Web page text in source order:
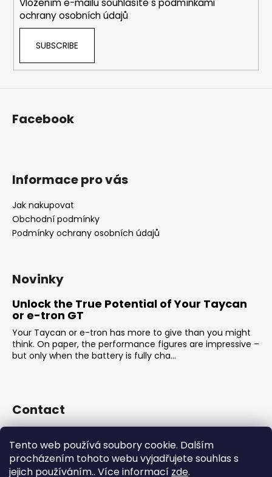
Tento web používá soubory cookie. Dalším
procházením tohoto webu vyjadřujete souhlas s
jejich používáním.. Více informací zde.
Vložením e-mailu souhlasíte s podmínkami
ochrany osobních údajů
SUBSCRIBE
Facebook
Informace pro vás
Jak nakupovat
Obchodní podmínky
Podmínky ochrany osobních údajů
Novinky
Unlock the True Potential of Your Taycan
or e-tron GT
Your Taycan or e-tron has more to give than you might
think. On paper, the performance figures are impressive –
but only when the battery is fully cha...
Contact
728737662
https://www.facebook.com/RSRCzech/